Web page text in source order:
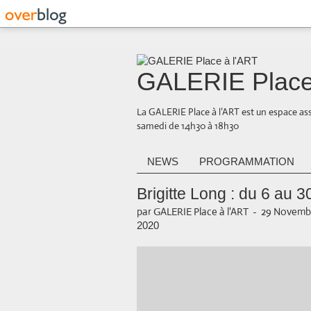
GALERIE
La GALERIE Place à l’ART est un espace
samedi de 14h30 à 18h30
NEWS PROGRAMMATION
Brigitte Long : du 6 au
par GALERIE Place à l'ART - 29
2020